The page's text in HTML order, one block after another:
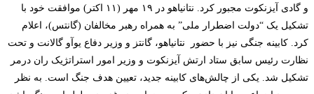
و گادی آیزنکوت مجبور کرد. نتانیاهو در ۱۹ مهر (۱۱ اکتر) موافقت خود با
تشکیل یک “دولت اضطرار ملی” به همراه رهبر مخالفان (گانتس)، اعلام
کرد. کابینه جنگی نیز با حضور نتانیاهو، گانتز و وزیر دفاع یوآو گالانت و تحت
نظارت رئیس سابق ستاد ارتش آیزنکوت و وزیر امور استراتژیک ران درمر
تشکیل شد. یکی از چالش‌­های کابینه جدید، تعیین هدف جنگ است. به نظر